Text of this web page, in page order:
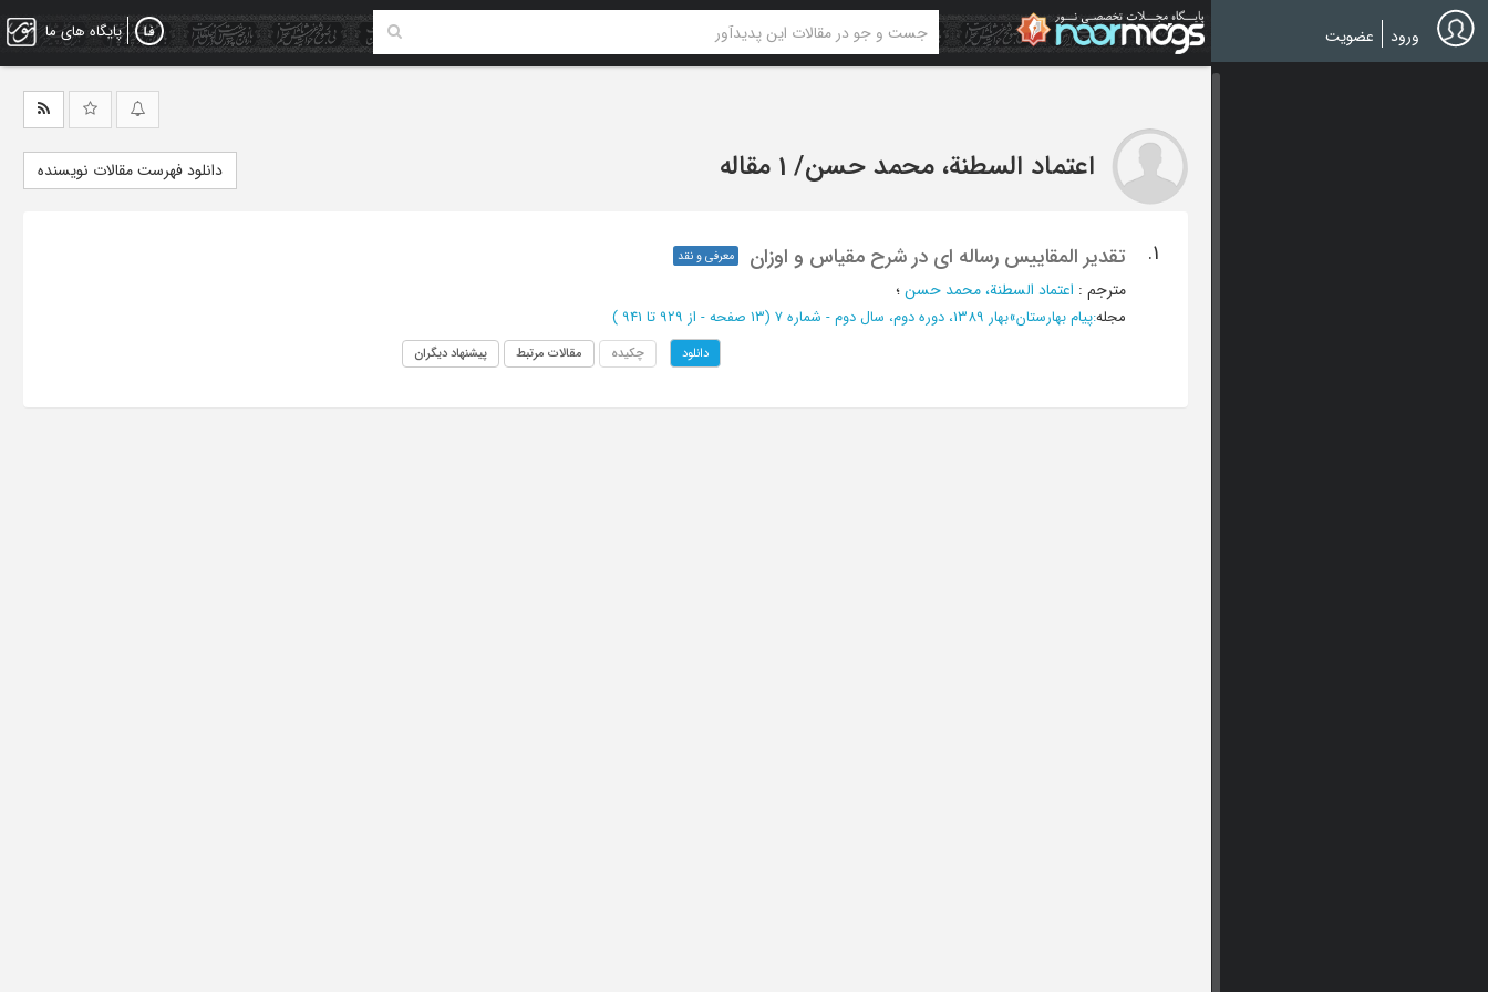
Skip
to
main
پایگاه های ما ورود عضویت
اعتماد السطنة، محمد حسن/ 1 مقاله دانلود فهرست مقالات نویسنده
1. تقدیر المقاییس رساله ای در شرح مقیاس و اوزان معرفی و نقد
مترجم : اعتماد السطنة، محمد حسن؛
مجله:پیام بهارستان»بهار 1389، دوره دوم، سال دوم - شماره 7 (‎13 صفحه - از 929 تا 941 )
دانلود چکیده مقالات مرتبط پیشنهاد دیگران